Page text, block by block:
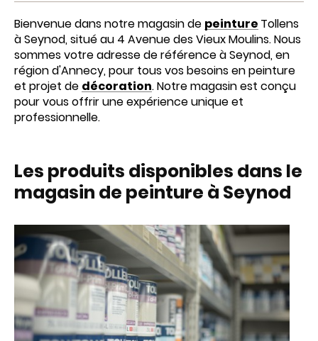
Bienvenue dans notre magasin de peinture Tollens
à Seynod, situé au 4 Avenue des Vieux Moulins. Nous
sommes votre adresse de référence à Seynod, en
région d'Annecy, pour tous vos besoins en peinture
et projet de décoration. Notre magasin est conçu
pour vous offrir une expérience unique et
professionnelle.
Les produits disponibles dans le
magasin de peinture à Seynod